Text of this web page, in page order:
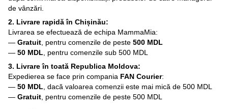
de vânzări.
2. Livrare rapidă în Chișinău:
Livrarea se efectuează de echipa MammaMia:
— Gratuit , pentru comenzile de peste 500 MDL
— 50 MDL , pentru comenzile sub 500 MDL
3. Livrare în toată Republica Moldova:
Expedierea se face prin compania FAN Courier:
— 50 MDL , dacă valoarea comenzii este mai mică de 500 MDL
— Gratuit , pentru comenzile de peste 500 MDL